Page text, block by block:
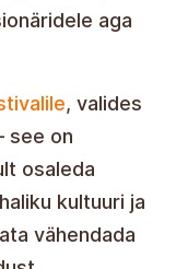
aga
, valides
see on
osaleda
kultuuri ja
vähendada